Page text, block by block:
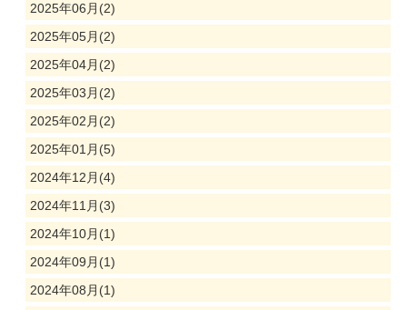
2025年06月(2)
2025年05月(2)
2025年04月(2)
2025年03月(2)
2025年02月(2)
2025年01月(5)
2024年12月(4)
2024年11月(3)
2024年10月(1)
2024年09月(1)
2024年08月(1)